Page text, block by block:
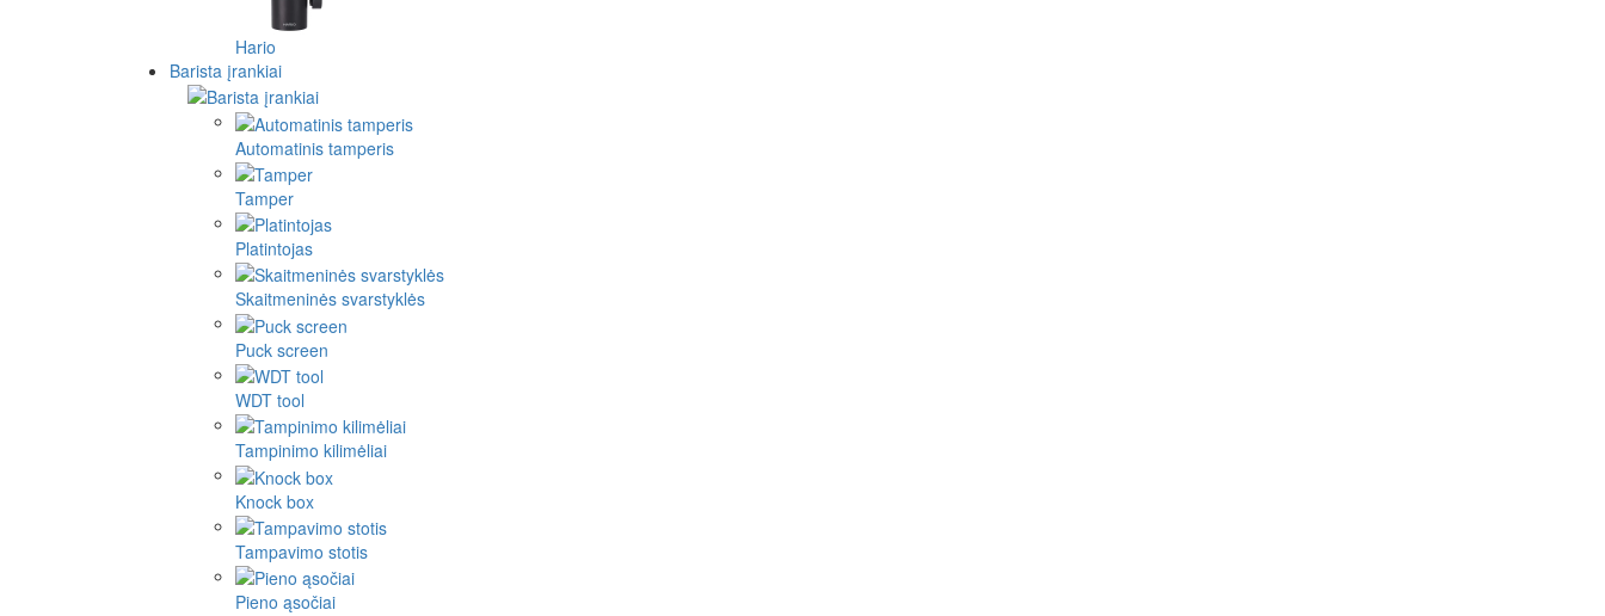
Hario
Barista įrankiai
Automatinis tamperis
Tamper
Platintojas
Skaitmeninės svarstyklės
Puck screen
WDT tool
Tampinimo kilimėliai
Knock box
Tampavimo stotis
Pieno ąsočiai